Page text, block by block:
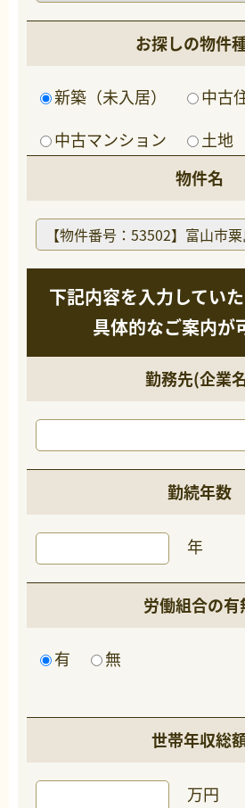
お探しの物件
新築（未入居）
中古
中古マンション
土地
物件名
下記内容を入力してい
具体的なご案内が
勤務先(企業
勤続年数
年
労働組合の有
有 無
世帯年収総
万円